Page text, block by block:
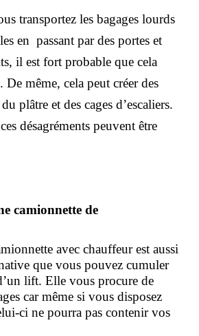
transportez les bagages lourds
en passant par des portes et
il est fort probable que cela
De même, cela peut créer des
plâtre et des cages d’escaliers.
désagréments peuvent être
camionnette de
avec chauffeur est aussi
que vous pouvez cumuler
lift. Elle vous procure de
car même si vous disposez
ci ne pourra pas contenir vos